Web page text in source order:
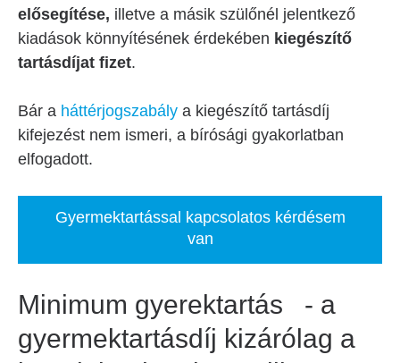
elősegítése, illetve a másik szülőnél jelentkező
kiadások könnyítésének érdekében kiegészítő
tartásdíjat fizet.
Bár a háttérjogszabály a kiegészítő tartásdíj
kifejezést nem ismeri, a bírósági gyakorlatban
elfogadott.
Gyermektartással kapcsolatos kérdésem
van
Minimum gyerektartás - a
gyermektartásdíj kizárólag a